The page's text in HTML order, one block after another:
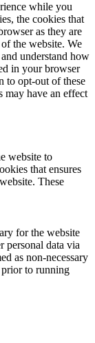
while you
the cookies that
as they are
the website. We
understand how
in your browser
to opt-out of these
may have an effect
website to
that ensures
These
for the website
personal data via
as non-necessary
prior to running